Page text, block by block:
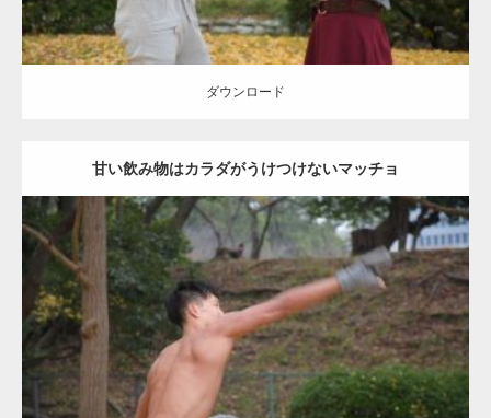
ダウンロード
甘い飲み物はカラダがうけつけないマッチョ
Update:2021.07.8
Category: 公園のマッチョ その他 AKIHITO(細マッチョ) 背中
ダウンロード